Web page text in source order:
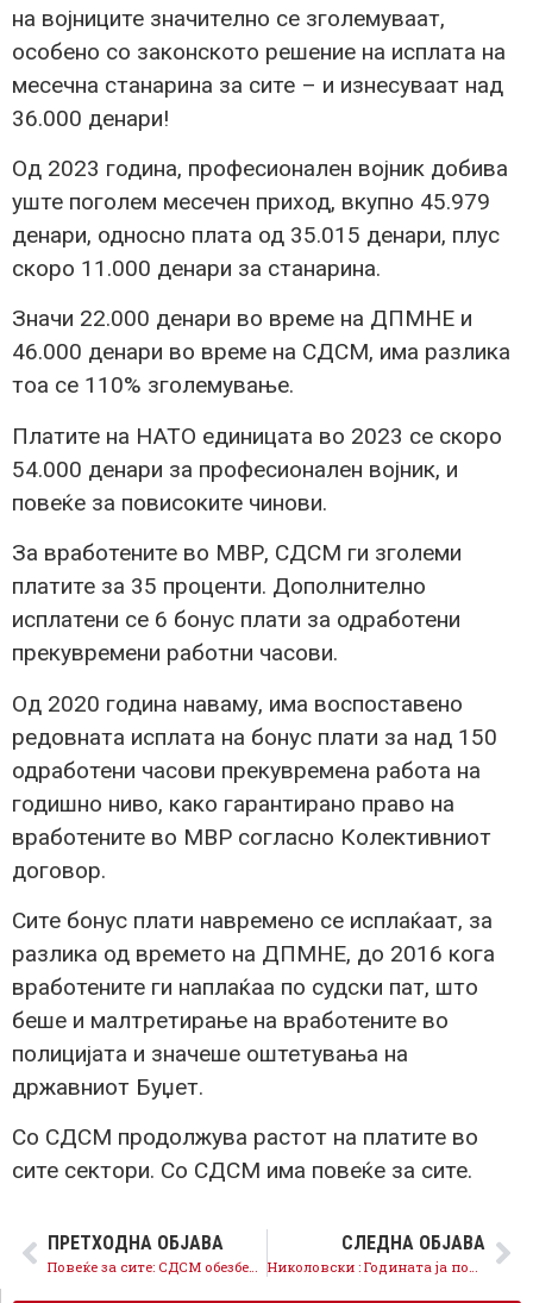
на војниците значително се зголемуваат,
особено со законското решение на исплата на
месечна станарина за сите – и изнесуваат над
36.000 денари!
Од 2023 година, професионален војник добива
уште поголем месечен приход, вкупно 45.979
денари, односно плата од 35.015 денари, плус
скоро 11.000 денари за станарина.
Значи 22.000 денари во време на ДПМНЕ и
46.000 денари во време на СДСМ, има разлика
тоа се 110% зголемување.
Платите на НАТО единицата во 2023 се скоро
54.000 денари за професионален војник, и
повеќе за повисоките чинови.
За вработените во МВР, СДСМ ги зголеми
платите за 35 проценти. Дополнително
исплатени се 6 бонус плати за одработени
прекувремени работни часови.
Од 2020 година наваму, има воспоставено
редовната исплата на бонус плати за над 150
одработени часови прекувремена работа на
годишно ниво, како гарантирано право на
вработените во МВР согласно Колективниот
договор.
Сите бонус плати навремено се исплаќаат, за
разлика од времето на ДПМНЕ, до 2016 кога
вработените ги наплаќаа по судски пат, што
беше и малтретирање на вработените во
полицијата и значеше оштетувања на
државниот Буџет.
Со СДСМ продолжува растот на платите во
сите сектори. Со СДСМ има повеќе за сите.
ПРЕТХОДНА ОБЈАВА СЛЕДНА ОБЈАВА